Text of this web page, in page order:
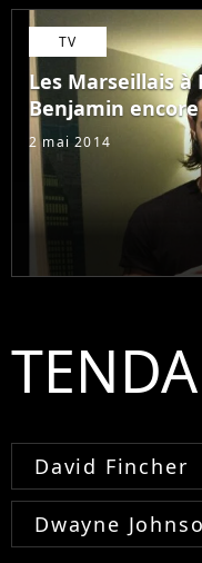
TV
Les Marseillais à
Benjamin
2 mai 2014
David Fincher
Dwayne